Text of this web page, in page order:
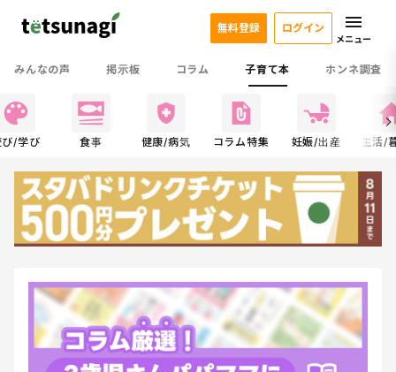
みんなの声 掲示板 コラム 子育て本 ホンネ調査
無料登録 ログイン
メニュー
び/学び 食事 健康/病気 コラム特集 妊娠/出産 生活/